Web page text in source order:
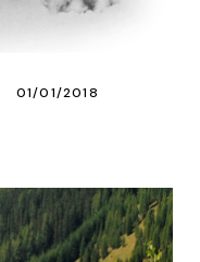
01/01/2018